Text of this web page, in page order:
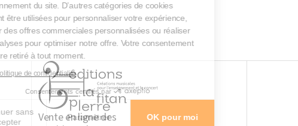
fonctionnement du site. D’autres catégories de cookies
peuvent être utilisées pour personnaliser votre expérience,
diffuser des offres commerciales personnalisées ou réaliser
des analyses pour optimiser notre offre. Votre consentement
peut être retiré à tout moment.
Lire la politique de confidentialité
Consentements certifiés par
Continuer sans
accepter
Paramétrer OK pour moi
Vente en ligne des